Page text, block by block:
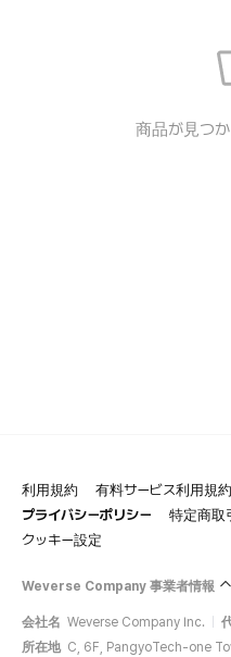
商品が見つか
利用規約 有料サービス利用規約
プライバシーポリシー
特定商取
クッキー設定
Weverse Company 事業者情報
会社名 Weverse Company Inc.
所在地 C, 6F, PangyoTech-one